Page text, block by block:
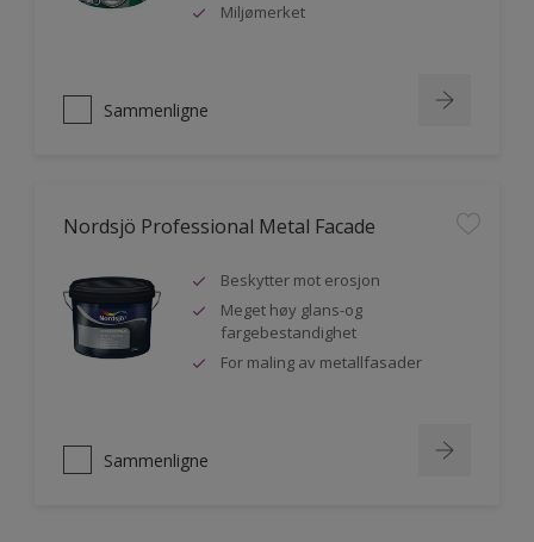
Miljømerket
Sammenligne
Nordsjö Professional Metal Facade
Beskytter mot erosjon
Meget høy glans-og
fargebestandighet
For maling av metallfasader
Sammenligne